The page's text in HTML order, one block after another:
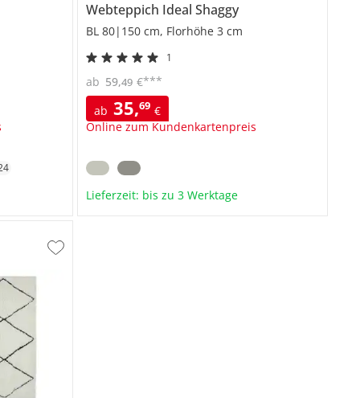
Webteppich Ideal Shaggy
BL 80|150 cm, Florhöhe 3 cm
1
ab 35,69 €
Online zum Kundenkartenpreis
ab 59,49 €***
Lieferzeit: bis zu 3 Werktage